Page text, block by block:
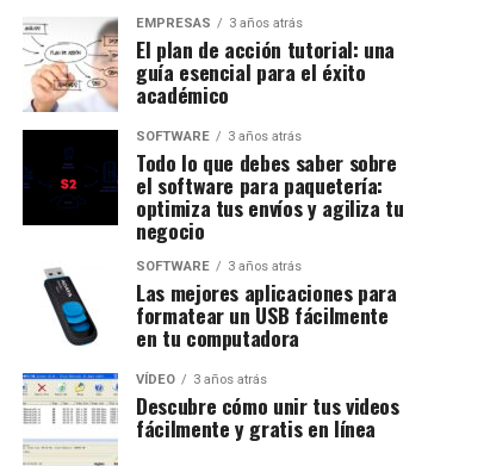
EMPRESAS 3 años atrás
El plan de acción tutorial: una
guía esencial para el éxito
académico
SOFTWARE 3 años atrás
Todo lo que debes saber sobre
el software para paquetería:
optimiza tus envíos y agiliza tu
negocio
SOFTWARE 3 años atrás
Las mejores aplicaciones para
formatear un USB fácilmente
en tu computadora
VÍDEO 3 años atrás
Descubre cómo unir tus videos
fácilmente y gratis en línea